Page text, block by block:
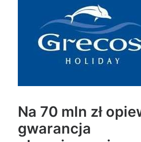
Wasze Podróże
Wyszukiwanie
Na 70 mln zł
gwarancja